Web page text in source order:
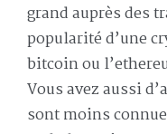
grand auprès des
popularité d’une
bitcoin ou
Vous avez aussi
sont moins